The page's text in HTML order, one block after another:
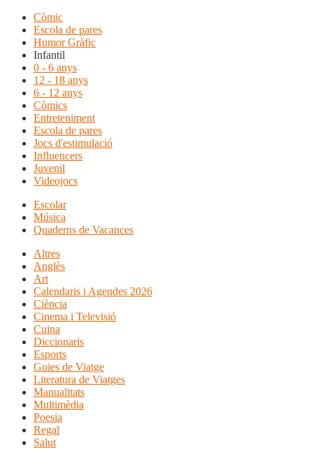
Còmic
Escola de pares
Humor Gràfic
Infantil
0 - 6 anys
12 - 18 anys
6 - 12 anys
Còmics
Entreteniment
Escola de pares
Jocs d'estimulació
Influencers
Juvenil
Videojocs
Escolar
Música
Quaderns de Vacances
Altres
Anglès
Art
Calendaris i Agendes 2026
Ciència
Cinema i Televisió
Cuina
Diccionaris
Esports
Guies de Viatge
Literatura de Viatges
Manualitats
Multimèdia
Poesia
Regal
Salut